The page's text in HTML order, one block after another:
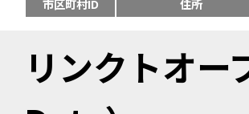
市区町村ID
住所
リンクトオ